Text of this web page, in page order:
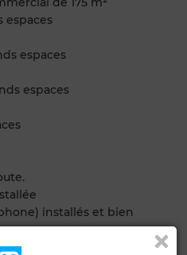
espaces
espaces
espaces
installés et bien